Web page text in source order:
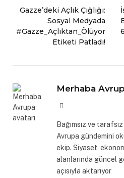
Gazze’deki Açlık Çığlığı:
Sosyal Medyada
#Gazze_Açlıktan_Ölüyor
Etiketi Patladı!
Merhaba
Bağımsız ve
Avrupa gündemini
ekip. Siyaset,
alanlarında güncel
açısıyla aktarıyor